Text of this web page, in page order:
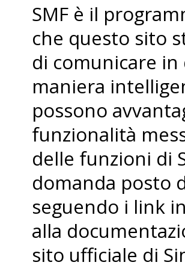
SMF è il
che questo sito
di comunicare
maniera
possono
funzionalità
delle funzioni di
domanda posto
seguendo i link
alla
sito ufficiale di